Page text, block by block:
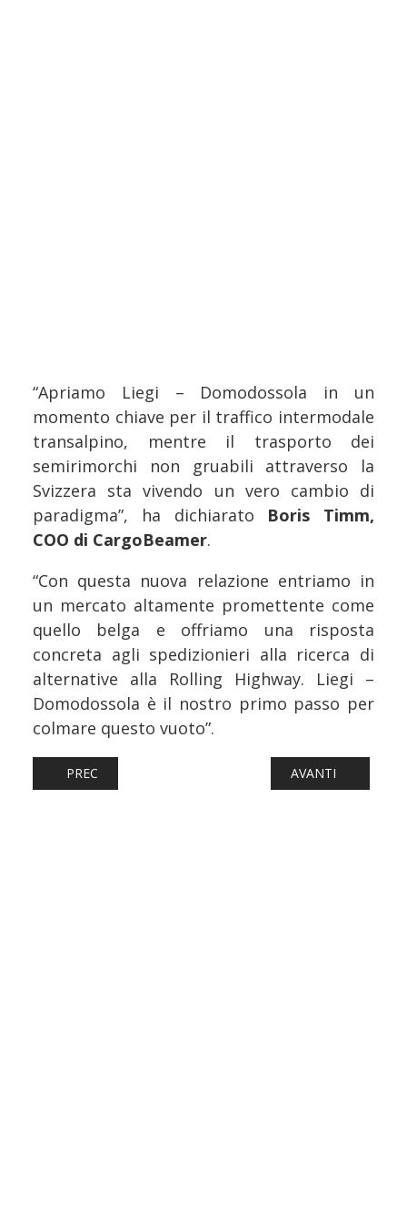
“Apriamo Liegi – Domodossola in un
momento chiave per il traffico intermodale
transalpino, mentre il trasporto dei
semirimorchi non gruabili attraverso la
Svizzera sta vivendo un vero cambio di
paradigma”, ha dichiarato Boris Timm,
COO di CargoBeamer.
“Con questa nuova relazione entriamo in
un mercato altamente promettente come
quello belga e offriamo una risposta
concreta agli spedizionieri alla ricerca di
alternative alla Rolling Highway. Liegi –
Domodossola è il nostro primo passo per
colmare questo vuoto”.
ARTICOLO PRECEDENTE: FERROVIE: BOLOGNA, UN
PREC ARTICOLO
AVANTI